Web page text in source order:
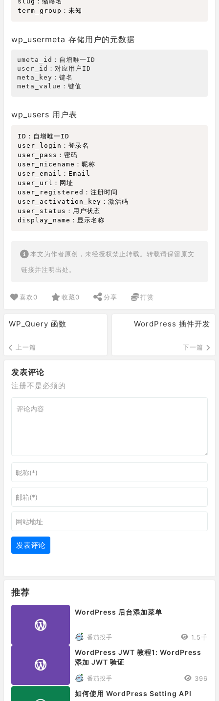
wp_usermeta 存储用户的元数据
umeta_id：自增唯一ID
user_id：对应用户ID
meta_key：键名
meta_value：键值
wp_users 用户表
ID：自增唯一ID
user_login：登录名
user_pass：密码
user_nicename：昵称
user_email：Email
user_url：网址
user_registered：注册时间
user_activation_key：激活码
user_status：用户状态
本文为作者原创，未经授权禁止转载。转载请保留原文
链接并注明出处。
喜欢0 收藏0 分享 打赏
WP_Query 函数
上一篇
WordPress 插件开发
下一篇
发表评论
注册不是必须的
推荐
WordPress 后台添加菜单
番茄投手 1.5千
WordPress JWT 教程1: WordPress
添加 JWT 验证
番茄投手 396
如何使用 WordPress Setting API